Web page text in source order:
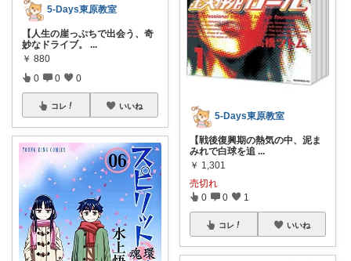
5-Days東原教室
【人生の崖っぷちで出会う、奇
妙なドライブ。
...
￥ 880
0 0 0
コレ いいね
5-Days東原教室
【戦後復興期の熱気の中、泥ま
みれで白球を追 ...
￥ 1,301
売切れ
0 0 1
コレ いいね